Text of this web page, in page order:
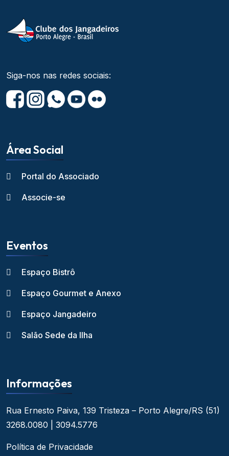
Siga-nos nas redes sociais:
Área Social
Portal do Associado
Associe-se
Eventos
Espaço Bistrô
Espaço Gourmet e Anexo
Espaço Jangadeiro
Salão Sede da Ilha
Informações
Rua Ernesto Paiva, 139 Tristeza – Porto Alegre/RS (51)
3268.0080 | 3094.5776
Política de Privacidade